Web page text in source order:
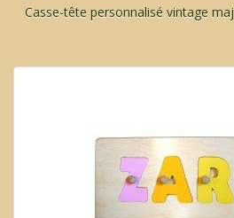
Casse-tête personnalisé vintage